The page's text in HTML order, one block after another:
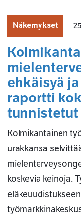
Näkemykset
ehkäisyä
raportti
Kolmikantainen
urakkansa
koskevia keinoja.